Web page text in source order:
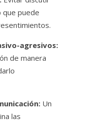
puede
agresivos:
de manera
Un
las